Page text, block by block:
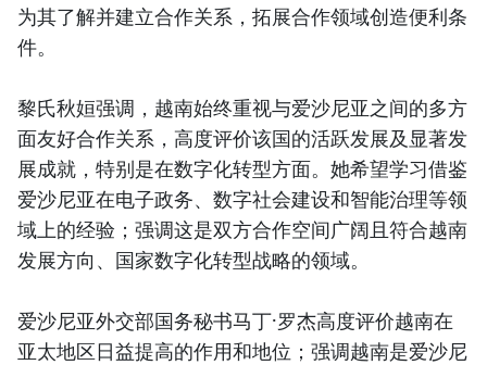
为其了解并建立合作关系，拓展合作领域创造便利条
件。
黎氏秋姮强调，越南始终重视与爱沙尼亚之间的多方
面友好合作关系，高度评价该国的活跃发展及显著发
展成就，特别是在数字化转型方面。她希望学习借鉴
爱沙尼亚在电子政务、数字社会建设和智能治理等领
域上的经验；强调这是双方合作空间广阔且符合越南
发展方向、国家数字化转型战略的领域。
爱沙尼亚外交部国务秘书马丁·罗杰高度评价越南在
亚太地区日益提高的作用和地位；强调越南是爱沙尼